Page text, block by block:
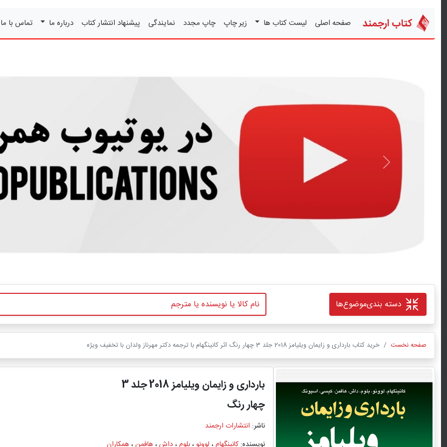
کتاب ارجمند صفحه اصلی لیست کتاب ها زیر چاپ چاپ مجدد نمایندگی پیشنهاد انتشار کتاب درباره ما تماس با
قبلی
دسته بندیموضوع‌ها
صفحه نخست خرید کتاب بارداری و زایمان ویلیامز 2018 جلد 3 چهار رنگ اثر کانینگهام با ترجمه دکتر مهرناز ولدان با تخفیف ویژه
بارداری و زایمان ویلیامز 2018 جلد 3
چهار رنگ
ناشر: انتشارات ارجمند
نویسنده: کانینگهام، لوونو ،بلوم،داش،هافمن،همکاران